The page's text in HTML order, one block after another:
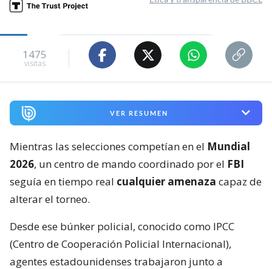
1475
visitas
VER RESUMEN
Mientras las selecciones competían en el Mundial
2026, un centro de mando coordinado por el FBI
seguía en tiempo real cualquier amenaza capaz de
alterar el torneo.
Desde ese búnker policial, conocido como IPCC
(Centro de Cooperación Policial Internacional),
agentes estadounidenses trabajaron junto a